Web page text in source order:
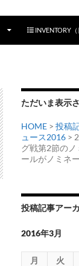
INVENTORY（
ただいま表示
HOME > 投稿
ュース2016 >
グ戦第2節の
ールがノミネ
投稿記事アー
2016年3月
月 火